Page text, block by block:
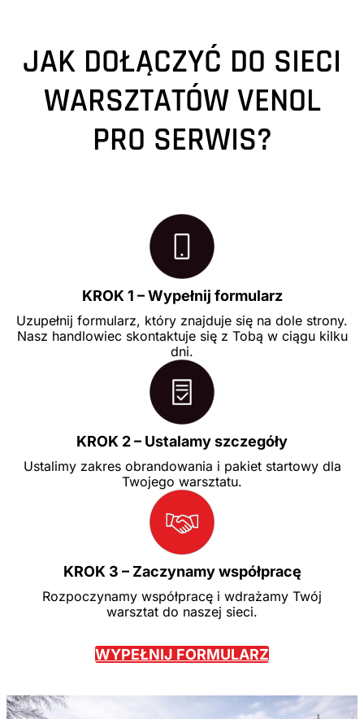
JAK DOŁĄCZYĆ DO SIECI
WARSZTATÓW VENOL
PRO SERWIS?
KROK 1 – Wypełnij formularz
Uzupełnij formularz, który znajduje się na dole strony.
Nasz handlowiec skontaktuje się z Tobą w ciągu kilku
dni.
KROK 2 – Ustalamy szczegóły
Ustalimy zakres obrandowania i pakiet startowy dla
Twojego warsztatu.
KROK 3 – Zaczynamy współpracę
Rozpoczynamy współpracę i wdrażamy Twój
warsztat do naszej sieci.
WYPEŁNIJ FORMULARZ